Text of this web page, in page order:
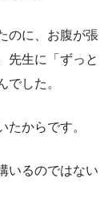
のに、お腹が張
先生に「ずっと
でした。
からです。
いるのではない